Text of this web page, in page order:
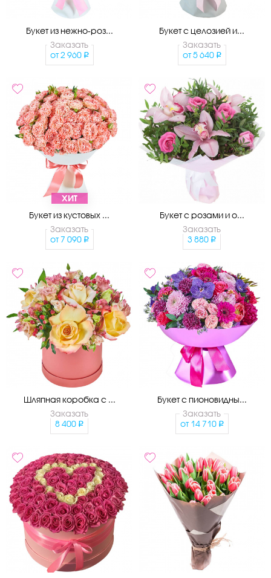
Букет из нежно-роз...
Заказать
от 2 960
Букет с целозией и...
Заказать
от 5 640
ХИТ
Букет из кустовых ...
Заказать
от 7 090
Букет с розами и о...
Заказать
3 880
Шляпная коробка с ...
Заказать
8 400
Букет с пионовидны...
Заказать
от 14 710